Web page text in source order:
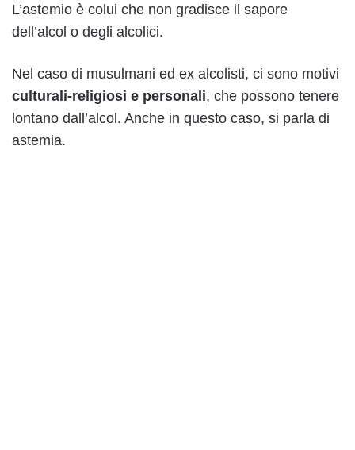
L’astemio è colui che non gradisce il sapore
dell’alcol o degli alcolici.
Nel caso di musulmani ed ex alcolisti, ci sono motivi
culturali-religiosi e personali, che possono tenere
lontano dall’alcol. Anche in questo caso, si parla di
astemia.